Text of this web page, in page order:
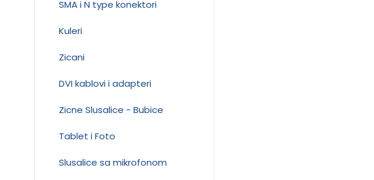
SMA i N type konektori
Kuleri
Zicani
DVI kablovi i adapteri
Zicne Slusalice - Bubice
Tablet i Foto
Slusalice sa mikrofonom